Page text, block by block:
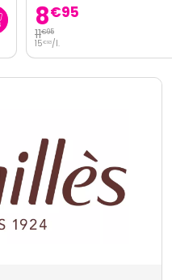
8€95
11€95
15€93/l.